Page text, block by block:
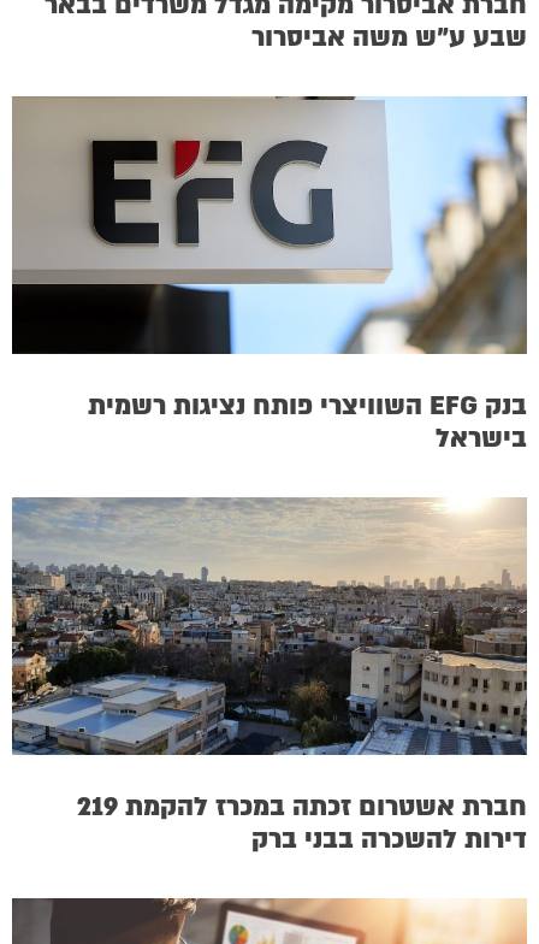
שבע ע”ש משה אביסרור
בנק EFG השוויצרי פותח נציגות רשמית
בישראל
חברת אשטרום זכתה במכרז להקמת 219
דירות להשכרה בבני ברק